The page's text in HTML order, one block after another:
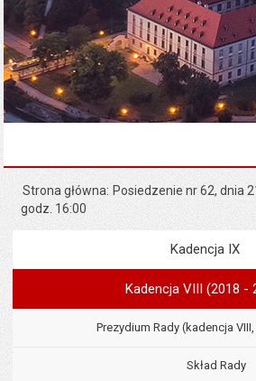
Strona główna Posiedzenie nr 62, dnia
godz. 16:00
Menu
Kadencja IX
Kadencja VIII (2018 -
Prezydium Rady (kadencja
Skład Rady